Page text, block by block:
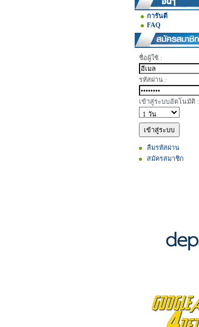
การันตี
FAQ
ชื่อผู้ใช้ :
รหัสผ่าน :
เข้าสู่ระบบอัตโนมัติ :
ลืมรหัสผ่าน
สมัครสมาชิก